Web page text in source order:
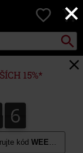
×
0
15%*
4
5
4
6
5
kód WEEKEND